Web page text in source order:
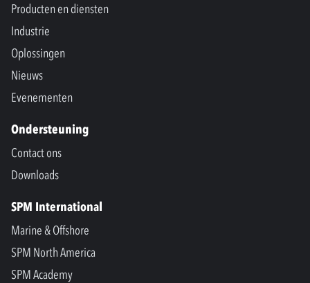
Producten en diensten
Industrie
Oplossingen
Nieuws
Evenementen
Ondersteuning
Contact ons
Downloads
SPM International
Marine & Offshore
SPM North America
SPM Academy